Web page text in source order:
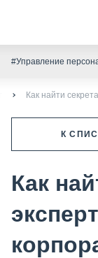
#Управление
Как найти
К
Как